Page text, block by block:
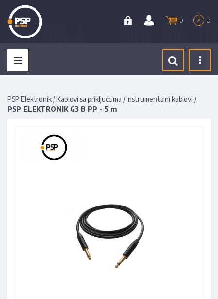
0 0
PSP Elektronik /Kablovi sa priključcima /Instrumentalni kablovi /
PSP ELEKTRONIK G3 B PP - 5 m